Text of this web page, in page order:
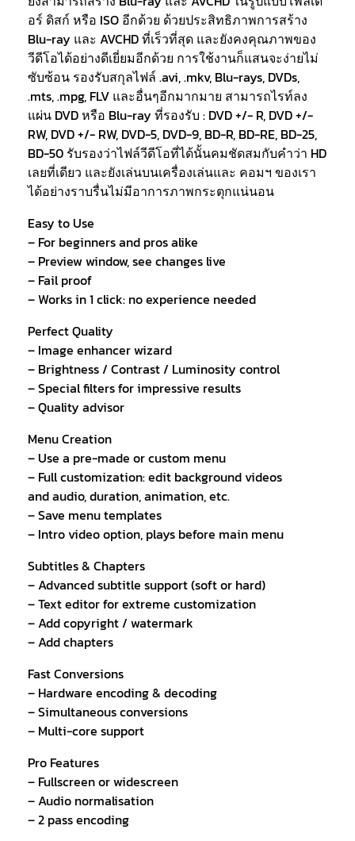
อร์ ดิสก์ หรือ ISO อีกด้วย ด้วยประสิทธิภาพการสร้าง
Blu-ray และ AVCHD ที่เร็วที่สุด และยังคงคุณภาพของ
วีดีโอได้อย่างดีเยี่ยมอีกด้วย การใช้งานก็แสนจะง่ายไม่
ซับซ้อน รองรับสกุลไฟล์ .avi, .mkv, Blu-rays, DVDs,
.mts, .mpg, FLV และอื่นๆอีกมากมาย สามารถไรท์ลง
แผ่น DVD หรือ Blu-ray ที่รองรับ : DVD +/- R, DVD +/-
RW, DVD +/- RW, DVD-5, DVD-9, BD-R, BD-RE, BD-25,
BD-50 รับรองว่าไฟล์วีดีโอที่ได้นั้นคมชัดสมกับคำว่า HD
เลยที่เดียว และยังเล่นบนเครื่องเล่นและ คอมฯ ของเรา
ได้อย่างราบรื่นไม่มีอาการภาพกระตุกแน่นอน
Easy to Use
– For beginners and pros alike
– Preview window, see changes live
– Fail proof
– Works in 1 click: no experience needed
Perfect Quality
– Image enhancer wizard
– Brightness / Contrast / Luminosity control
– Special filters for impressive results
– Quality advisor
Menu Creation
– Use a pre-made or custom menu
– Full customization: edit background videos
and audio, duration, animation, etc.
– Save menu templates
– Intro video option, plays before main menu
Subtitles & Chapters
– Advanced subtitle support (soft or hard)
– Text editor for extreme customization
– Add copyright / watermark
– Add chapters
Fast Conversions
– Hardware encoding & decoding
– Simultaneous conversions
– Multi-core support
Pro Features
– Fullscreen or widescreen
– Audio normalisation
– 2 pass encoding